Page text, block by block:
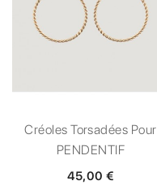
Créoles Torsadées Pour
PENDENTIF
45,00 €